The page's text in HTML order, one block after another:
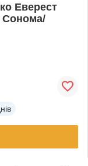
Еверест
Сонома/